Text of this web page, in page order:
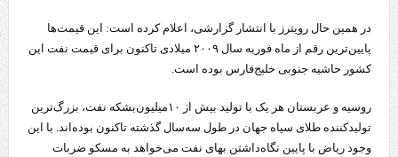
در همین حال رویترز با انتشار گزارشی، اعلام کرده است: این قیمت‌ها
پایین‌ترین رقم از ماه فوریه سال ٢٠٠٩ میلادی تاکنون برای قیمت نفت این
کشور حاشیه جنوبی خلیج‌فارس بوده است.
روسیه و عربستان هر یک با تولید بیش از ۱۰میلیون‌بشکه نفت، بزرگ‌ترین
تولیدکننده طلای سیاه جهان در طول سه‌سال گذشته تاکنون بوده‌اند. با این
وجود ریاض با پایین نگاه‌داشتن بهای نفت می‌خواهد به مسکو ضربات